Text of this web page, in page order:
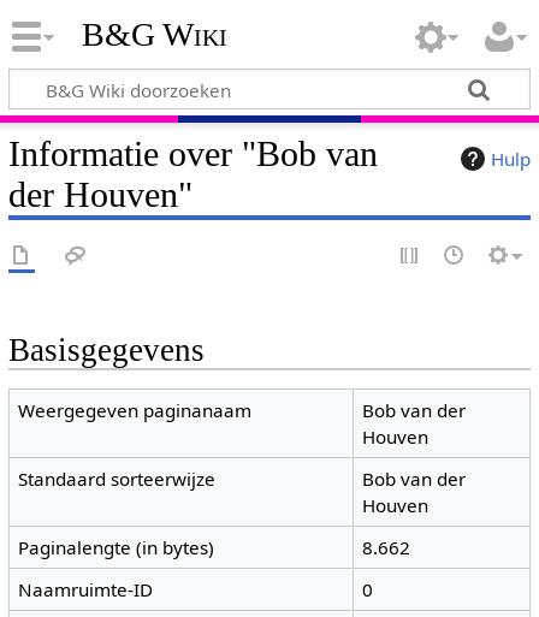
B&G Wiki
Hulp
Informatie over "Bob van
der Houven"
Basisgegevens
Weergegeven paginanaam
Bob van der
Houven
Standaard sorteerwijze
Bob van der
Houven
Paginalengte (in bytes)
8.662
Naamruimte-ID
0